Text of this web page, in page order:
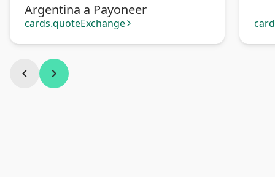
Argentina a Payoneer
cards.quoteExchange arrow_forward_ios
chevron_left chevron_right